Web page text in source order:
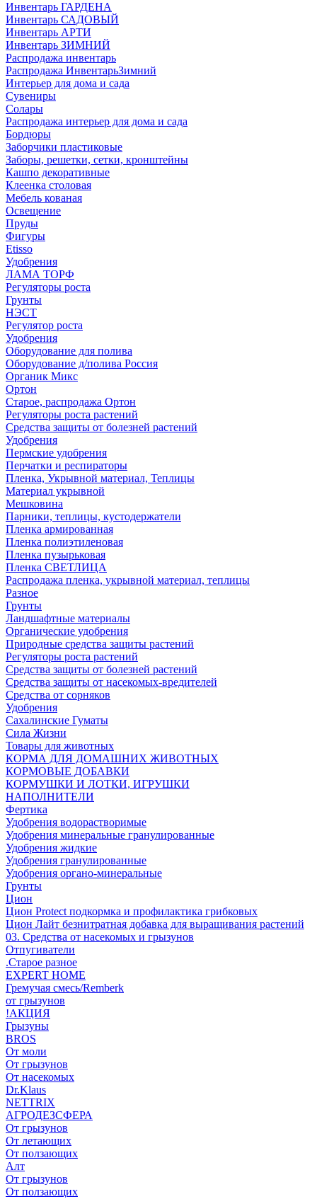
Инвентарь ГАРДЕНА
Инвентарь САДОВЫЙ
Инвентарь АРТИ
Инвентарь ЗИМНИЙ
Распродажа инвентарь
Распродажа ИнвентарьЗимний
Интерьер для дома и сада
Сувениры
Солары
Распродажа интерьер для дома и сада
Бордюры
Заборчики пластиковые
Заборы, решетки, сетки, кронштейны
Кашпо декоративные
Клеенка столовая
Мебель кованая
Освещение
Пруды
Фигуры
Etisso
Удобрения
ЛАМА ТОРФ
Регуляторы роста
Грунты
НЭСТ
Регулятор роста
Удобрения
Оборудование для полива
Оборудование д/полива Россия
Органик Микс
Ортон
Старое, распродажа Ортон
Регуляторы роста растений
Средства защиты от болезней растений
Удобрения
Пермские удобрения
Перчатки и респираторы
Пленка, Укрывной материал, Теплицы
Материал укрывной
Мешковина
Парники, теплицы, кустодержатели
Пленка армированная
Пленка полиэтиленовая
Пленка пузырьковая
Пленка СВЕТЛИЦА
Распродажа пленка, укрывной материал, теплицы
Разное
Грунты
Ландшафтные материалы
Органические удобрения
Природные средства защиты растений
Регуляторы роста растений
Средства защиты от болезней растений
Средства защиты от насекомых-вредителей
Средства от сорняков
Удобрения
Сахалинские Гуматы
Сила Жизни
Товары для животных
КОРМА ДЛЯ ДОМАШНИХ ЖИВОТНЫХ
КОРМОВЫЕ ДОБАВКИ
КОРМУШКИ И ЛОТКИ, ИГРУШКИ
НАПОЛНИТЕЛИ
Фертика
Удобрения водорастворимые
Удобрения минеральные гранулированные
Удобрения жидкие
Удобрения гранулированные
Удобрения органо-минеральные
Грунты
Цион
Цион Protect подкормка и профилактика грибковых
Цион Лайт безнитратная добавка для выращивания растений
03. Средства от насекомых и грызунов
Отпугиватели
.Старое разное
EXPERT HOME
Гремучая смесь/Remberk
от грызунов
!АКЦИЯ
Грызуны
BROS
От моли
От грызунов
От насекомых
Dr.Klaus
NETTRIX
АГРОДЕЗСФЕРА
От грызунов
От летающих
От ползающих
Алт
От грызунов
От ползающих